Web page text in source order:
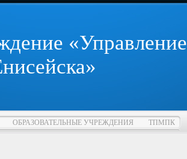
«Управление
ОБРАЗОВАТЕЛЬНЫЕ УЧРЕЖДЕНИЯ ТПМПК